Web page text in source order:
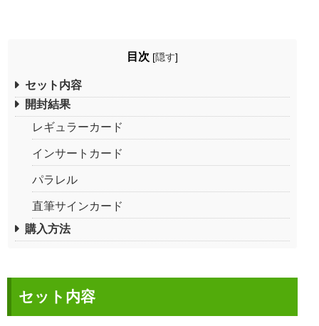
目次 [隠す]
セット内容
開封結果
レギュラーカード
インサートカード
パラレル
直筆サインカード
購入方法
セット内容